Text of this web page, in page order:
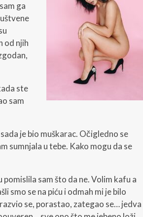
ga
od njih
ste
sam
je bio muškarac. Očigledno se
sumnjala u tebe. Kako mogu da se
sam što da ne. Volim kafu a
smo se na piću i odmah mi je bilo
se, porastao, zategao se… jedva